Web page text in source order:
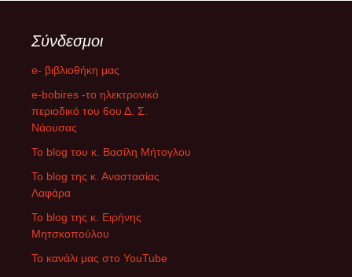
Σύνδεσμοι
e- βιβλιοθήκη μας
e-bobires -το ηλεκτρονικό
περιοδικό του 6ου Δ. Σ.
Νάουσας
To blog του κ. Βασίλη Μήτογλου
Το blog της κ. Αναστασίας
Λαφάρα
Το blog της κ. Ειρήνης
Μητσκοπούλου
Το κανάλι μας στο YouTube